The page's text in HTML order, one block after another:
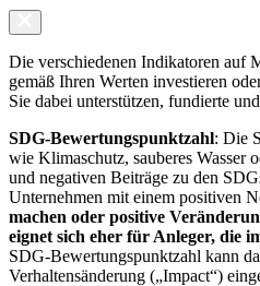
Die verschiedenen Indikatoren auf
gemäß Ihren Werten investieren
Sie dabei unterstützen, fundierte
SDG-Bewertungspunktzahl: Die
wie Klimaschutz, sauberes Wasser
und negativen Beiträge zu den
Unternehmen mit einem positiven
machen oder positive
eignet sich eher für Anleger, die
SDG-Bewertungspunktzahl kann
Verhaltensänderung („Impact“)